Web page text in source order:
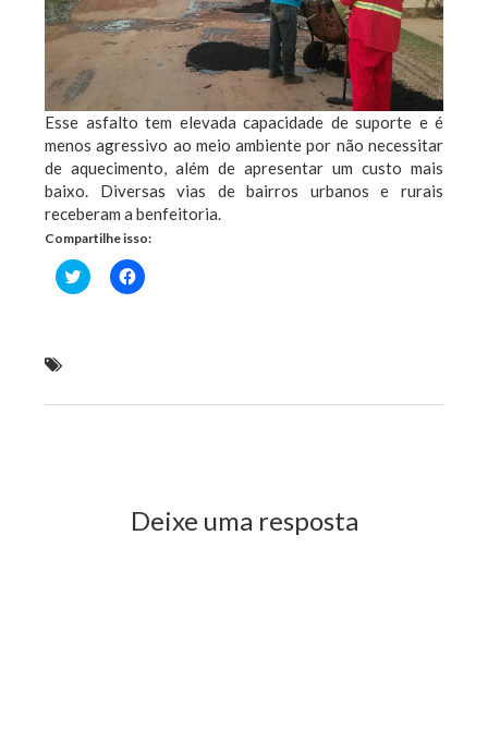
Esse asfalto tem elevada capacidade de suporte e é
menos agressivo ao meio ambiente por não necessitar
de aquecimento, além de apresentar um custo mais
baixo. Diversas vias de bairros urbanos e rurais
receberam a benfeitoria.
Compartilhe isso:
Clique
para
Clique
para
Deixe uma resposta